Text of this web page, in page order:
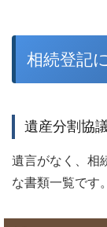
相続登記
遺産分割協
遺言がなく、相
な書類一覧です。